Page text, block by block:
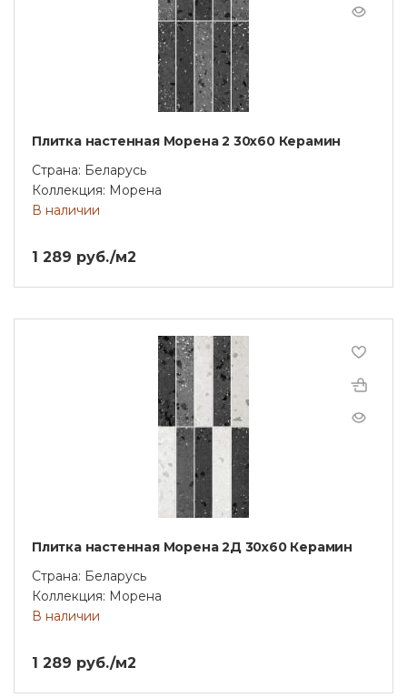
Плитка настенная Морена 2 30х60 Керамин
Страна: Беларусь
Коллекция: Морена
В наличии
1 289 руб./м2
Плитка настенная Морена 2Д 30х60 Керамин
Страна: Беларусь
Коллекция: Морена
В наличии
1 289 руб./м2